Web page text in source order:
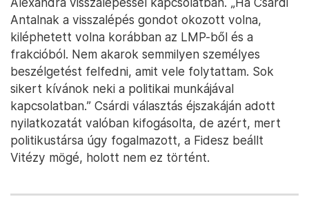
Antalnak a visszalépés gondot okozott volna,
kiléphetett volna korábban az LMP-ből és a
frakcióból. Nem akarok semmilyen személyes
beszélgetést felfedni, amit vele folytattam. Sok
sikert kívánok neki a politikai munkájával
kapcsolatban.” Csárdi választás éjszakáján adott
nyilatkozatát valóban kifogásolta, de azért, mert
politikustársa úgy fogalmazott, a Fidesz beállt
Vitézy mögé, holott nem ez történt.